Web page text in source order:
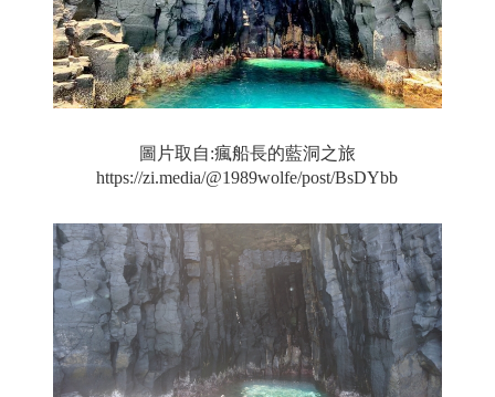
圖片取自:瘋船長的藍洞之旅
https://zi.media/@1989wolfe/post/BsDYbb